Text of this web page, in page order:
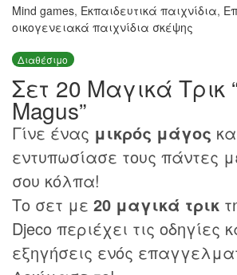
Mind games, Εκπαιδευτικά παιχνίδια,
οικογενειακά παιχνίδια σκέψης
Διαθέσιμο
Σετ 20 Μαγικά Τρικ
Magus”
Γίνε ένας μικρός μάγος
εντυπωσίασε τους πάντες
σου κόλπα!
Το σετ με 20 μαγικά τρικ
Djeco περιέχει τις οδηγίες
εξηγήσεις ενός